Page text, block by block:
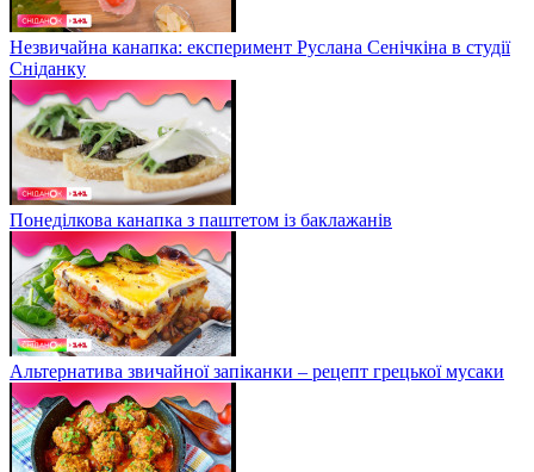
Незвичайна канапка: експеримент Руслана Сенічкіна в студії
Сніданку
Понеділкова канапка з паштетом із баклажанів
Альтернатива звичайної запіканки – рецепт грецької мусаки